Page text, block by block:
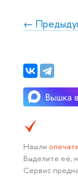
←
Нашли
Выделите её,
Сервис